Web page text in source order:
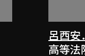
呂西安
高等法